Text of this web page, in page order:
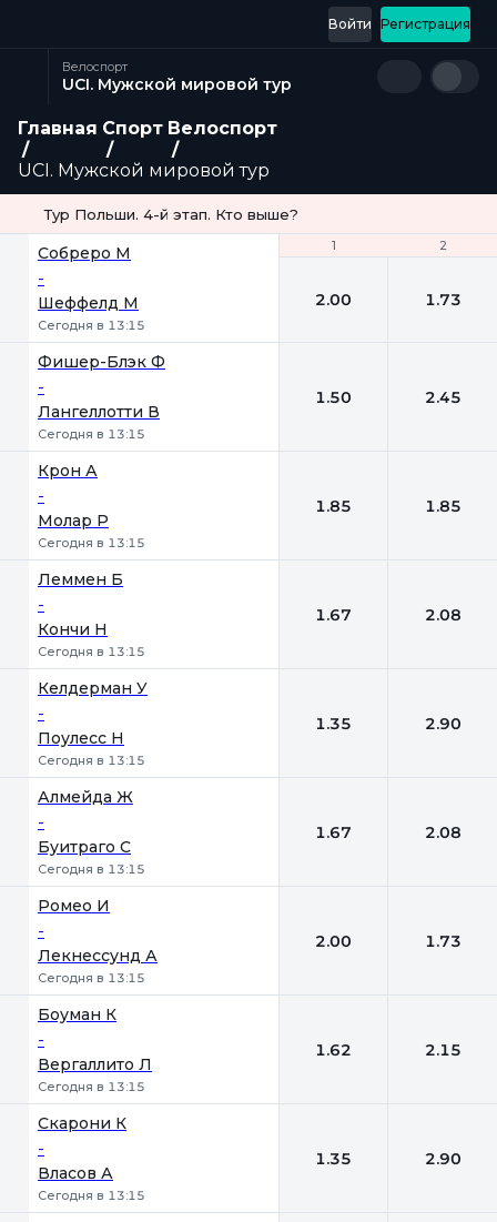
Регистрация
Войти
Велоспорт
UCI. Мужской мировой тур
Главная Спорт Велоспорт
UCI. Мужской мировой тур
Тур Польши. 4-й этап. Кто выше?
1 2
Собреро М
-
Шеффелд М
Сегодня в 13:15
1 2
2.00 1.73
Фишер-Блэк Ф
-
Лангеллотти В
Сегодня в 13:15
1.50 2.45
Крон А
-
Молар Р
Сегодня в 13:15
1.85 1.85
Леммен Б
-
Кончи Н
Сегодня в 13:15
1.67 2.08
Келдерман У
-
Поулесс Н
Сегодня в 13:15
1.35 2.90
Алмейда Ж
-
Буитраго С
Сегодня в 13:15
1.67 2.08
Ромео И
-
Лекнессунд А
Сегодня в 13:15
2.00 1.73
Боуман К
-
Вергаллито Л
Сегодня в 13:15
1.62 2.15
Скарони К
-
Власов А
Сегодня в 13:15
1.35 2.90